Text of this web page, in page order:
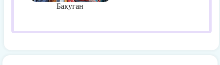
Бакуган